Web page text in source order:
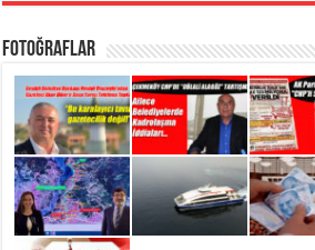
Fotoğraflar